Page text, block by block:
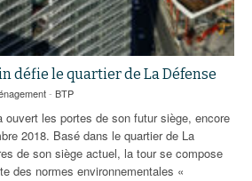
défie le quartier de La Défense
- BTP
ouvert les portes de son futur siège, encore
2018. Basé dans le quartier de La
de son siège actuel, la tour se compose
des normes environnementales «